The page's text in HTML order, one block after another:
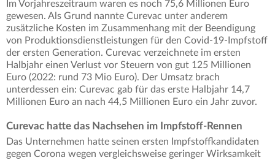
Im Vorjahreszeitraum waren es noch 75,6 Millionen Euro
gewesen. Als Grund nannte Curevac unter anderem
zusätzliche Kosten im Zusammenhang mit der Beendigung
von Produktionsdienstleistungen für den Covid-19-Impfstoff
der ersten Generation. Curevac verzeichnete im ersten
Halbjahr einen Verlust vor Steuern von gut 125 Millionen
Euro (2022: rund 73 Mio Euro). Der Umsatz brach
unterdessen ein: Curevac gab für das erste Halbjahr 14,7
Millionen Euro an nach 44,5 Millionen Euro ein Jahr zuvor.
Curevac hatte das Nachsehen im Impfstoff-Rennen
Das Unternehmen hatte seinen ersten Impfstoffkandidaten
gegen Corona wegen vergleichsweise geringer Wirksamkeit